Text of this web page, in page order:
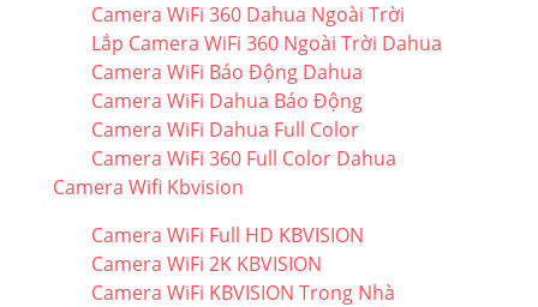
Camera WiFi 360 Dahua Ngoài Trời
Lắp Camera WiFi 360 Ngoài Trời Dahua
Camera WiFi Báo Động Dahua
Camera WiFi Dahua Báo Động
Camera WiFi Dahua Full Color
Camera WiFi 360 Full Color Dahua
Camera Wifi Kbvision
Camera WiFi Full HD KBVISION
Camera WiFi 2K KBVISION
Camera WiFi KBVISION Trong Nhà